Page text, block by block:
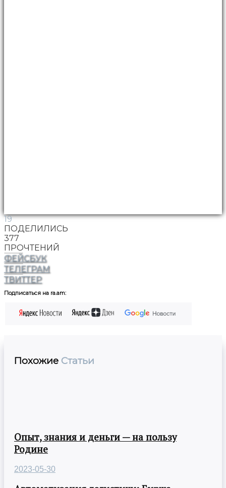
19
ПОДЕЛИЛИСЬ
377
ПРОЧТЕНИЙ
ФЕЙСБУК
ТЕЛЕГРАМ
ТВИТТЕР
Подписаться на ra.am:
Похожие Статьи
Опыт, знания и деньги — на пользу
Родине
2023-05-30